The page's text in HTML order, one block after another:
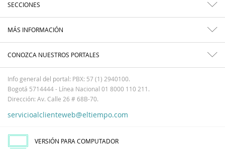
SECCIONES
MÁS INFORMACIÓN
CONOZCA NUESTROS PORTALES
Info general del portal: PBX: 57 (1) 2940100.
Bogotá 5714444 - Línea Nacional 01 8000 110 211.
Dirección: Av. Calle 26 # 68B-70.
servicioalclienteweb@eltiempo.com
VERSIÓN PARA COMPUTADOR